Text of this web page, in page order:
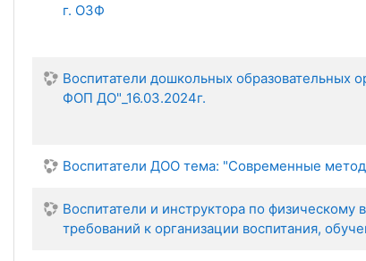
г. ОЗФ
Воспитатели дошкольных образовательных
ФОП ДО"_16.03.2024г.
Воспитатели ДОО тема: "Современные
Воспитатели и инструктора по
требований к организации воспитания,